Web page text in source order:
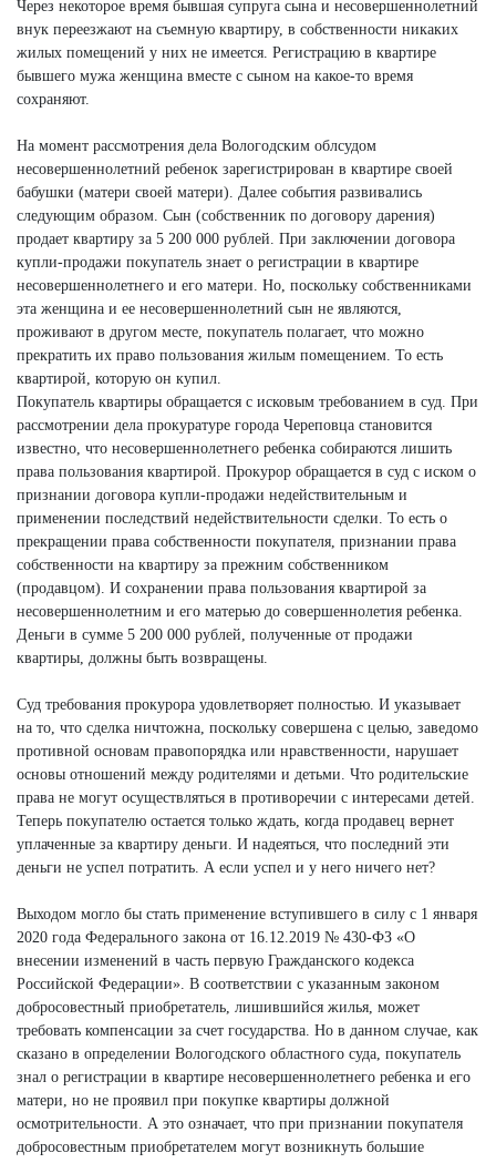
Через некоторое время бывшая супруга сына и несовершеннолетний
внук переезжают на съемную квартиру, в собственности никаких
жилых помещений у них не имеется. Регистрацию в квартире
бывшего мужа женщина вместе с сыном на какое-то время
сохраняют.
На момент рассмотрения дела Вологодским облсудом
несовершеннолетний ребенок зарегистрирован в квартире своей
бабушки (матери своей матери). Далее события развивались
следующим образом. Сын (собственник по договору дарения)
продает квартиру за 5 200 000 рублей. При заключении договора
купли-продажи покупатель знает о регистрации в квартире
несовершеннолетнего и его матери. Но, поскольку собственниками
эта женщина и ее несовершеннолетний сын не являются,
проживают в другом месте, покупатель полагает, что можно
прекратить их право пользования жилым помещением. То есть
квартирой, которую он купил.
Покупатель квартиры обращается с исковым требованием в суд. При
рассмотрении дела прокуратуре города Череповца становится
известно, что несовершеннолетнего ребенка собираются лишить
права пользования квартирой. Прокурор обращается в суд с иском о
признании договора купли-продажи недействительным и
применении последствий недействительности сделки. То есть о
прекращении права собственности покупателя, признании права
собственности на квартиру за прежним собственником
(продавцом). И сохранении права пользования квартирой за
несовершеннолетним и его матерью до совершеннолетия ребенка.
Деньги в сумме 5 200 000 рублей, полученные от продажи
квартиры, должны быть возвращены.
Суд требования прокурора удовлетворяет полностью. И указывает
на то, что сделка ничтожна, поскольку совершена с целью, заведомо
противной основам правопорядка или нравственности, нарушает
основы отношений между родителями и детьми. Что родительские
права не могут осуществляться в противоречии с интересами детей.
Теперь покупателю остается только ждать, когда продавец вернет
уплаченные за квартиру деньги. И надеяться, что последний эти
деньги не успел потратить. А если успел и у него ничего нет?
Выходом могло бы стать применение вступившего в силу с 1 января
2020 года Федерального закона от 16.12.2019 № 430-ФЗ «О
внесении изменений в часть первую Гражданского кодекса
Российской Федерации». В соответствии с указанным законом
добросовестный приобретатель, лишившийся жилья, может
требовать компенсации за счет государства. Но в данном случае, как
сказано в определении Вологодского областного суда, покупатель
знал о регистрации в квартире несовершеннолетнего ребенка и его
матери, но не проявил при покупке квартиры должной
осмотрительности. А это означает, что при признании покупателя
добросовестным приобретателем могут возникнуть большие